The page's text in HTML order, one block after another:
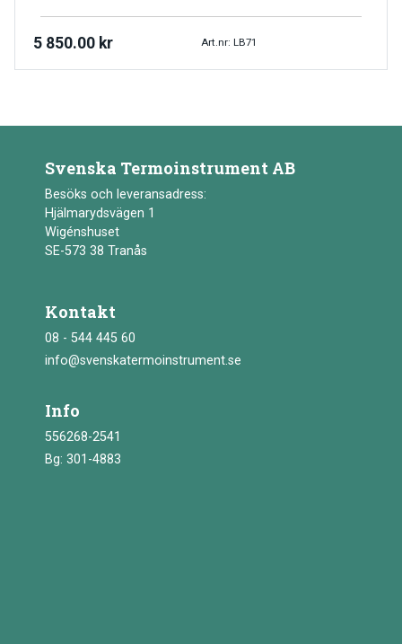
5 850.00 kr Art.nr: LB71
Svenska Termoinstrument AB
Besöks och leveransadress:
Hjälmarydsvägen 1
Wigénshuset
SE-573 38 Tranås
Kontakt
08 - 544 445 60
info@svenskatermoinstrument.se
Info
556268-2541
Bg: 301-4883